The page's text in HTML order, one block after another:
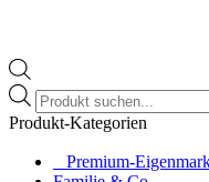
Products
search
Produkt-Kategorien
⠀​Premium-